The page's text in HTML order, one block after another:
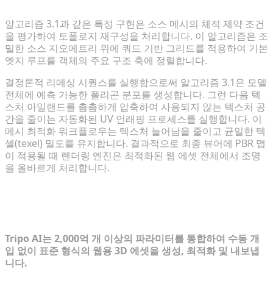
알고리즘 3.1과 같은 특정 구현은 소스 메시의 체적 제약 조건
을 평가하여 토폴로지 재구성을 처리합니다. 이 알고리즘은 조
밀한 소스 지오메트리 위에 쿼드 기반 그리드를 적용하여 기본
엣지 루프를 객체의 주요 구조 축에 정렬합니다.
결정론적 리메싱 시퀀스를 실행함으로써 알고리즘 3.1은 모델
전체에 예측 가능한 폴리곤 분포를 생성합니다. 그런 다음 텍
스처 아일랜드를 촘촘하게 압축하여 사용되지 않는 텍스처 공
간을 줄이는 자동화된 UV 언래핑 프로세스를 실행합니다. 이
메시 최적화 워크플로우는 텍스처 늘어남을 줄이고 균일한 텍
셀(texel) 밀도를 유지합니다. 결과적으로 최종 뷰어에 PBR 맵
이 적용될 때 렌더링 엔진은 최적화된 웹 에셋 전체에서 조명
을 올바르게 처리합니다.
Tripo AI는 2,000억 개 이상의 파라미터를 통합하여 수동 개
입 없이 표준 형식의 웹용 3D 에셋을 생성, 최적화 및 내보냅
니다.